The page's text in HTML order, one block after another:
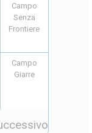
Campo
Senza
Frontiere
Campo
Giarre